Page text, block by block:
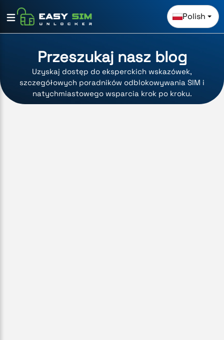
Polish
Przeszukaj nasz blog
Uzyskaj dostęp do eksperckich wskazówek,
szczegółowych poradników odblokowywania SIM i
natychmiastowego wsparcia krok po kroku.